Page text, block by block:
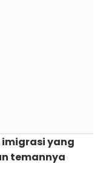
imigrasi yang
temannya